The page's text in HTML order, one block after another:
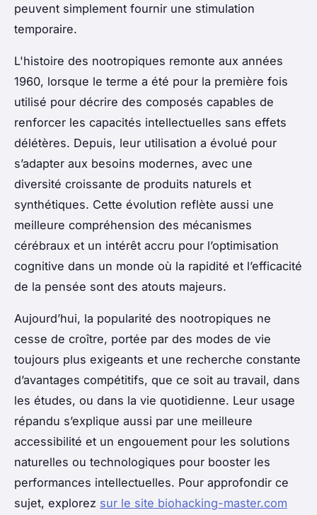
peuvent simplement fournir une stimulation
temporaire.
L'histoire des nootropiques remonte aux années
1960, lorsque le terme a été pour la première fois
utilisé pour décrire des composés capables de
renforcer les capacités intellectuelles sans effets
délétères. Depuis, leur utilisation a évolué pour
s’adapter aux besoins modernes, avec une
diversité croissante de produits naturels et
synthétiques. Cette évolution reflète aussi une
meilleure compréhension des mécanismes
cérébraux et un intérêt accru pour l’optimisation
cognitive dans un monde où la rapidité et l’efficacité
de la pensée sont des atouts majeurs.
Aujourd’hui, la popularité des nootropiques ne
cesse de croître, portée par des modes de vie
toujours plus exigeants et une recherche constante
d’avantages compétitifs, que ce soit au travail, dans
les études, ou dans la vie quotidienne. Leur usage
répandu s’explique aussi par une meilleure
accessibilité et un engouement pour les solutions
naturelles ou technologiques pour booster les
performances intellectuelles. Pour approfondir ce
sujet, explorez sur le site biohacking-master.com